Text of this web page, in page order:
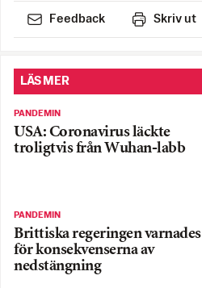
Feedback Skriv ut
LÄS MER
PANDEMIN
USA: Coronavirus läckte
troligtvis från Wuhan-labb
PANDEMIN
Brittiska regeringen varnades
för konsekvenserna av
nedstängning